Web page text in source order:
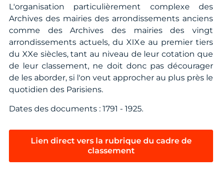
L'organisation particulièrement complexe des
Archives des mairies des arrondissements anciens
comme des Archives des mairies des vingt
arrondissements actuels, du XIXe au premier tiers
du XXe siècles, tant au niveau de leur cotation que
de leur classement, ne doit donc pas décourager
de les aborder, si l'on veut approcher au plus près le
quotidien des Parisiens.
Dates des documents : 1791 - 1925.
Lien direct vers la rubrique du cadre de
classement